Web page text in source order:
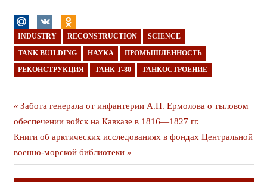
INDUSTRY RECONSTRUCTION SCIENCE
TANK BUILDING НАУКА ПРОМЫШЛЕННОСТЬ
РЕКОНСТРУКЦИЯ ТАНК Т-80 ТАНКОСТРОЕНИЕ
Навигация
по
записям
Предыдущая
публикация
Забота генерала от инфантерии А.П. Ермолова о тыловом
обеспечении войск на Кавказе в 1816—1827 гг.
Следующая
публикация
Книги об арктических исследованиях в фондах Центральной
военно-морской библиотеки